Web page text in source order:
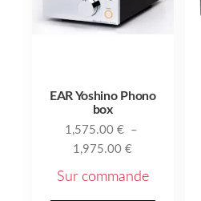
EAR Yoshino Phono
box
1,575.00 €
–
1,975.00€
Sur commande